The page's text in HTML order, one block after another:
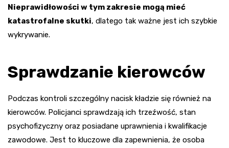
Nieprawidłowości w tym zakresie mogą mieć
katastrofalne skutki, dlatego tak ważne jest ich szybkie
wykrywanie.
Sprawdzanie kierowców
Podczas kontroli szczególny nacisk kładzie się również na
kierowców. Policjanci sprawdzają ich trzeźwość, stan
psychofizyczny oraz posiadane uprawnienia i kwalifikacje
zawodowe. Jest to kluczowe dla zapewnienia, że osoba